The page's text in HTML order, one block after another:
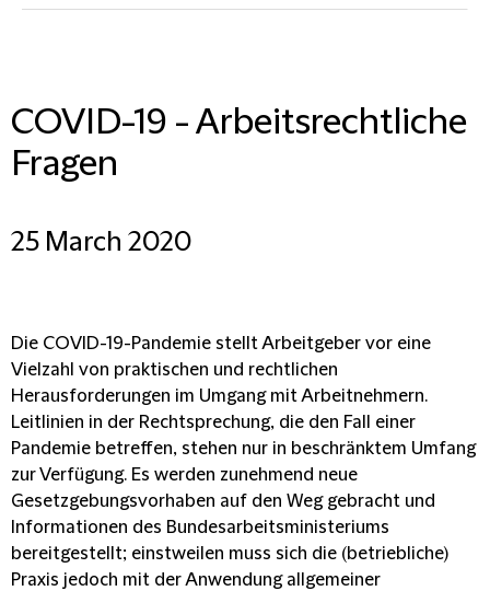
COVID-19 - Arbeitsrechtliche
Fragen
25 March 2020
Die COVID-19-Pandemie stellt Arbeitgeber vor eine
Vielzahl von praktischen und rechtlichen
Herausforderungen im Umgang mit Arbeitnehmern.
Leitlinien in der Rechtsprechung, die den Fall einer
Pandemie betreffen, stehen nur in beschränktem Umfang
zur Verfügung. Es werden zunehmend neue
Gesetzgebungsvorhaben auf den Weg gebracht und
Informationen des Bundesarbeitsministeriums
bereitgestellt; einstweilen muss sich die (betriebliche)
Praxis jedoch mit der Anwendung allgemeiner